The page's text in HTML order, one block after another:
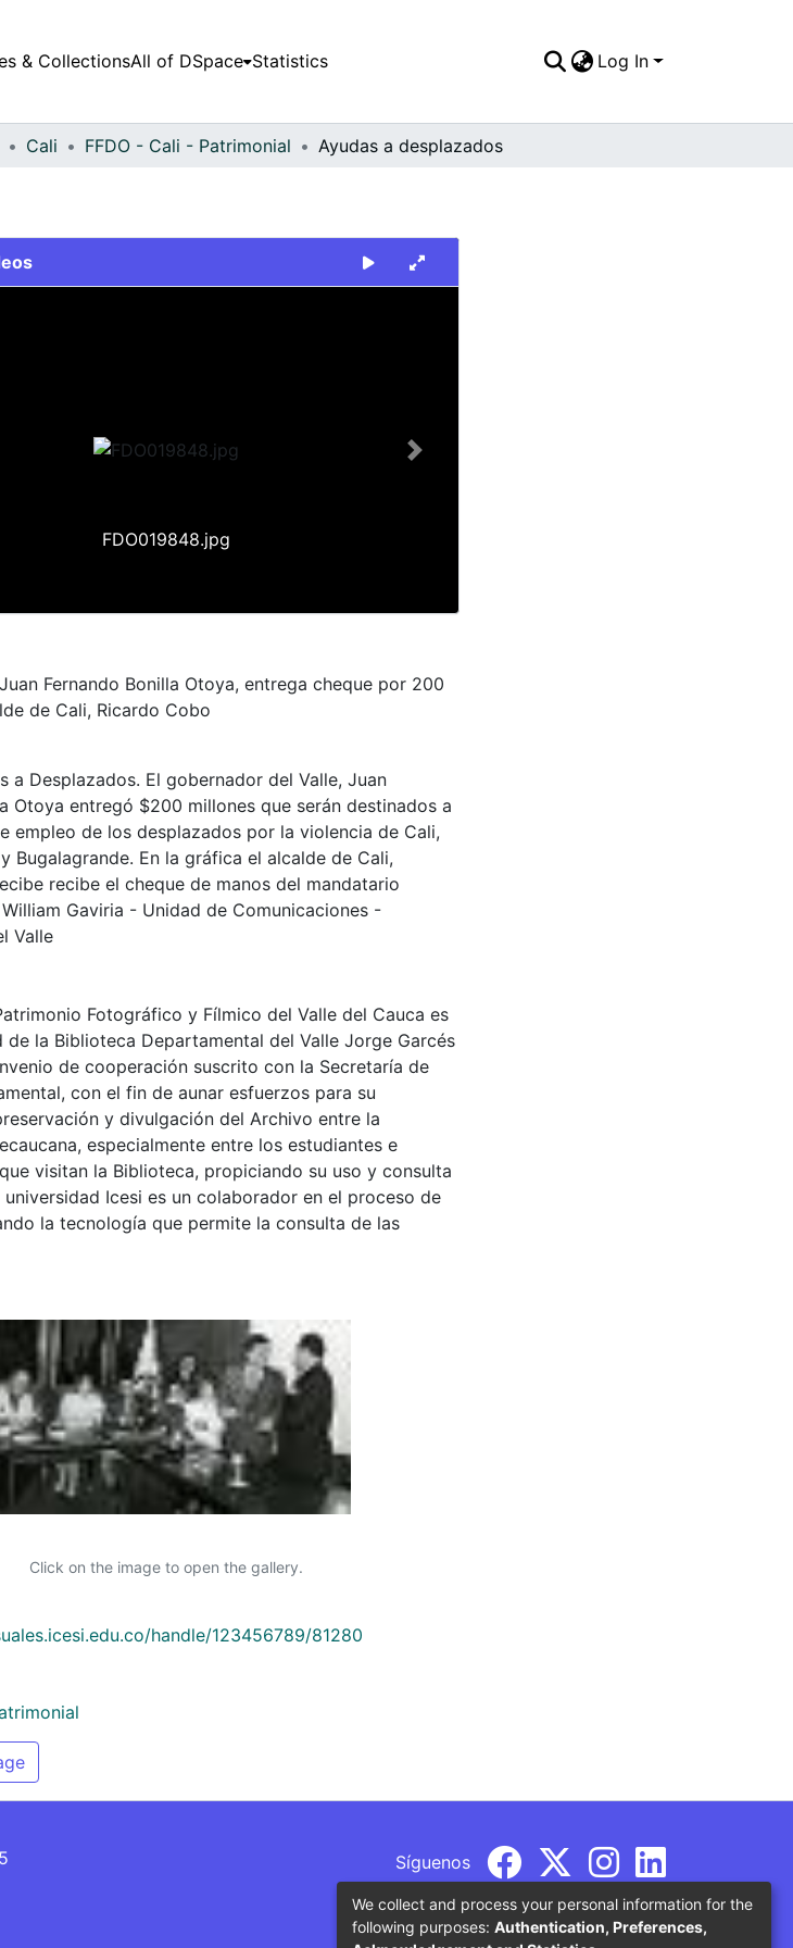
& CollectionsAll of DSpace Statistics Log In
Cali FFDO - Cali - Patrimonial Ayudas a desplazados
FDO019848.jpg
Next
Fernando Bonilla Otoya, entrega cheque por 200
de Cali, Ricardo Cobo
a Desplazados. El gobernador del Valle, Juan
Otoya entregó $200 millones que serán destinados a
empleo de los desplazados por la violencia de Cali,
Bugalagrande. En la gráfica el alcalde de Cali,
recibe el cheque de manos del mandatario
Gaviria - Unidad de Comunicaciones -
Valle
Fotográfico y Fílmico del Valle del Cauca es
de la Biblioteca Departamental del Valle Jorge Garcés
de cooperación suscrito con la Secretaría de
con el fin de aunar esfuerzos para su
y divulgación del Archivo entre la
especialmente entre los estudiantes e
visitan la Biblioteca, propiciando su uso y consulta
universidad Icesi es un colaborador en el proceso de
la tecnología que permite la consulta de las
Click on the image to open the gallery.
handle/123456789/81280
Síguenos
We collect and process your personal information for the
following purposes: Authentication, Preferences,